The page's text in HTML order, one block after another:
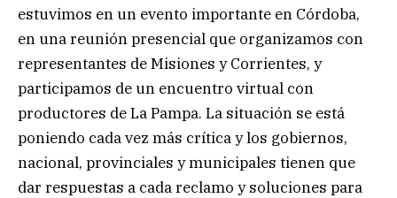
estuvimos en un evento importante en Córdoba,
en una reunión presencial que organizamos con
representantes de Misiones y Corrientes, y
participamos de un encuentro virtual con
productores de La Pampa. La situación se está
poniendo cada vez más crítica y los gobiernos,
nacional, provinciales y municipales tienen que
dar respuestas a cada reclamo y soluciones para